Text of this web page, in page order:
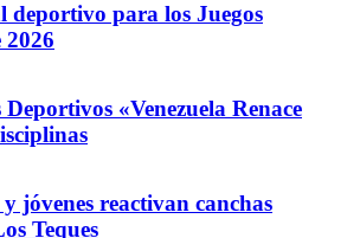
deportivo para los Juegos
2026
«Venezuela Renace
jóvenes reactivan canchas
Teques